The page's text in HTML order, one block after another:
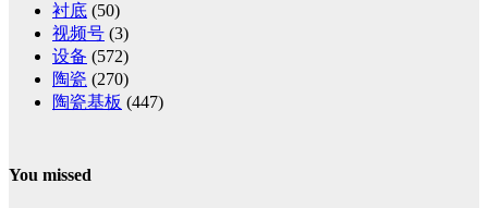
衬底 (50)
视频号 (3)
设备 (572)
陶瓷 (270)
陶瓷基板 (447)
You missed